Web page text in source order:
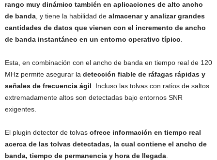
rango muy dinámico también en aplicaciones de alto ancho
de banda , y tiene la habilidad de almacenar y analizar grandes
cantidades de datos que vienen con el incremento de ancho
de banda instantáneo en un entorno operativo típico
Esta, en combinación con el ancho de banda en tiempo real de 120
MHz permite asegurar la detección fiable de ráfagas rápidas y
señales de frecuencia ágil . Incluso las tolvas con ratios de saltos
extremadamente altos son detectadas bajo entornos SNR
exigentes.
El plugin detector de tolvas ofrece información en tiempo real
acerca de las tolvas detectadas, la cual contiene el ancho de
banda, tiempo de permanencia y hora de llegada